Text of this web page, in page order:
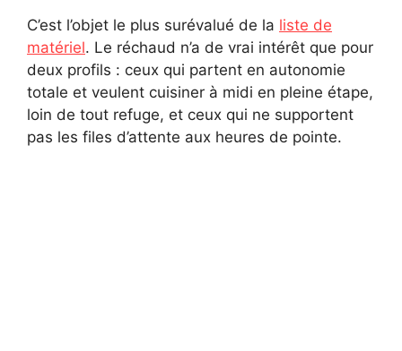
C’est l’objet le plus surévalué de la liste de
matériel. Le réchaud n’a de vrai intérêt que pour
deux profils : ceux qui partent en autonomie
totale et veulent cuisiner à midi en pleine étape,
loin de tout refuge, et ceux qui ne supportent
pas les files d’attente aux heures de pointe.